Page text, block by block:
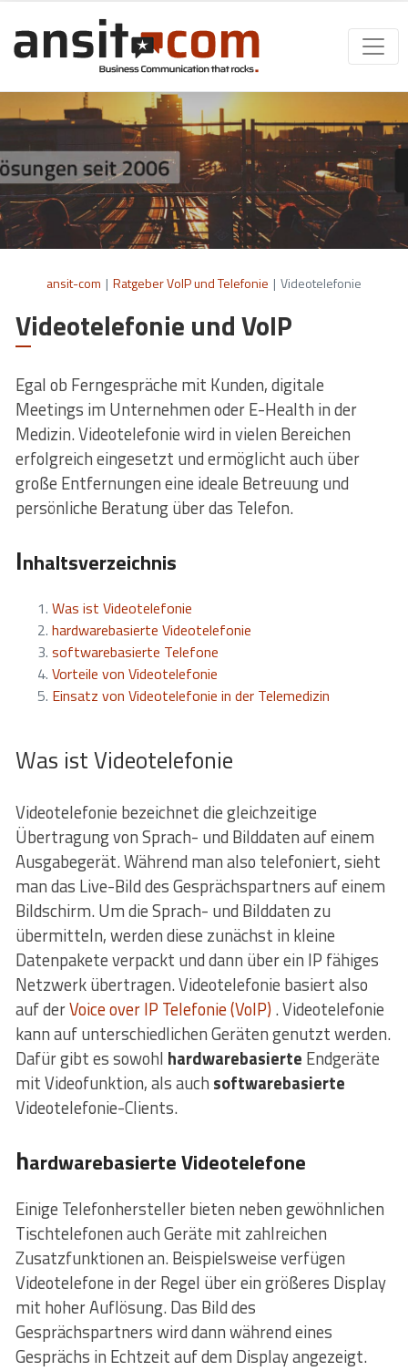
ansit-com | Ratgeber VoIP und Telefonie | Videotelefonie
Videotelefonie und VoIP
Egal ob Ferngespräche mit Kunden, digitale
Meetings im Unternehmen oder E-Health in der
Medizin. Videotelefonie wird in vielen Bereichen
erfolgreich eingesetzt und ermöglicht auch über
große Entfernungen eine ideale Betreuung und
persönliche Beratung über das Telefon.
Inhaltsverzeichnis
Was ist Videotelefonie
hardwarebasierte Videotelefonie
softwarebasierte Telefone
Vorteile von Videotelefonie
Einsatz von Videotelefonie in der Telemedizin
Was ist Videotelefonie
Videotelefonie bezeichnet die gleichzeitige
Übertragung von Sprach- und Bilddaten auf einem
Ausgabegerät. Während man also telefoniert, sieht
man das Live-Bild des Gesprächspartners auf einem
Bildschirm. Um die Sprach- und Bilddaten zu
übermitteln, werden diese zunächst in kleine
Datenpakete verpackt und dann über ein IP fähiges
Netzwerk übertragen. Videotelefonie basiert also
auf derVoice over IP Telefonie (VoIP). Videotelefonie
kann auf unterschiedlichen Geräten genutzt werden.
Dafür gibt es sowohl hardwarebasierte Endgeräte
mit Videofunktion, als auch softwarebasierte
Videotelefonie-Clients.
hardwarebasierte Videotelefone
Einige Telefonhersteller bieten neben gewöhnlichen
Tischtelefonen auch Geräte mit zahlreichen
Zusatzfunktionen an. Beispielsweise verfügen
Videotelefone in der Regel über ein größeres Display
mit hoher Auflösung. Das Bild des
Gesprächspartners wird dann während eines
Gesprächs in Echtzeit auf dem Display angezeigt.